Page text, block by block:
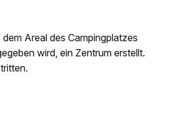
Areal des Campingplatzes
wird, ein Zentrum erstellt.